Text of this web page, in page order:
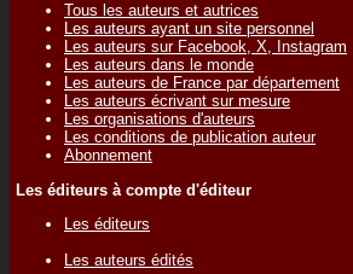
Tous les auteurs et autrices
Les auteurs ayant un site personnel
Les auteurs sur Facebook, X, Instagram
Les auteurs dans le monde
Les auteurs de France par département
Les auteurs écrivant sur mesure
Les organisations d'auteurs
Les conditions de publication auteur
Abonnement
Les éditeurs à compte d'éditeur
Les éditeurs
Les auteurs édités